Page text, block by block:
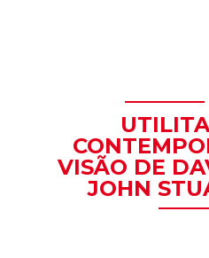
VISÃO DE
JOHN